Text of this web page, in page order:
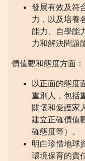
發展有效及符
力，以及培養
能力、自學能
力和解決問題
價值觀和態度方面：
以正面的態度
重別人，包括
關懷和愛護家
建立正確價值
確態度等）。
明白珍惜地球
環境保育的責